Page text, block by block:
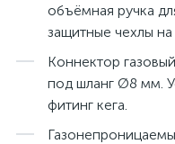
объёмная ручка
защитные чехлы
Коннектор
под шланг Ø8 мм.
фитинг кега.